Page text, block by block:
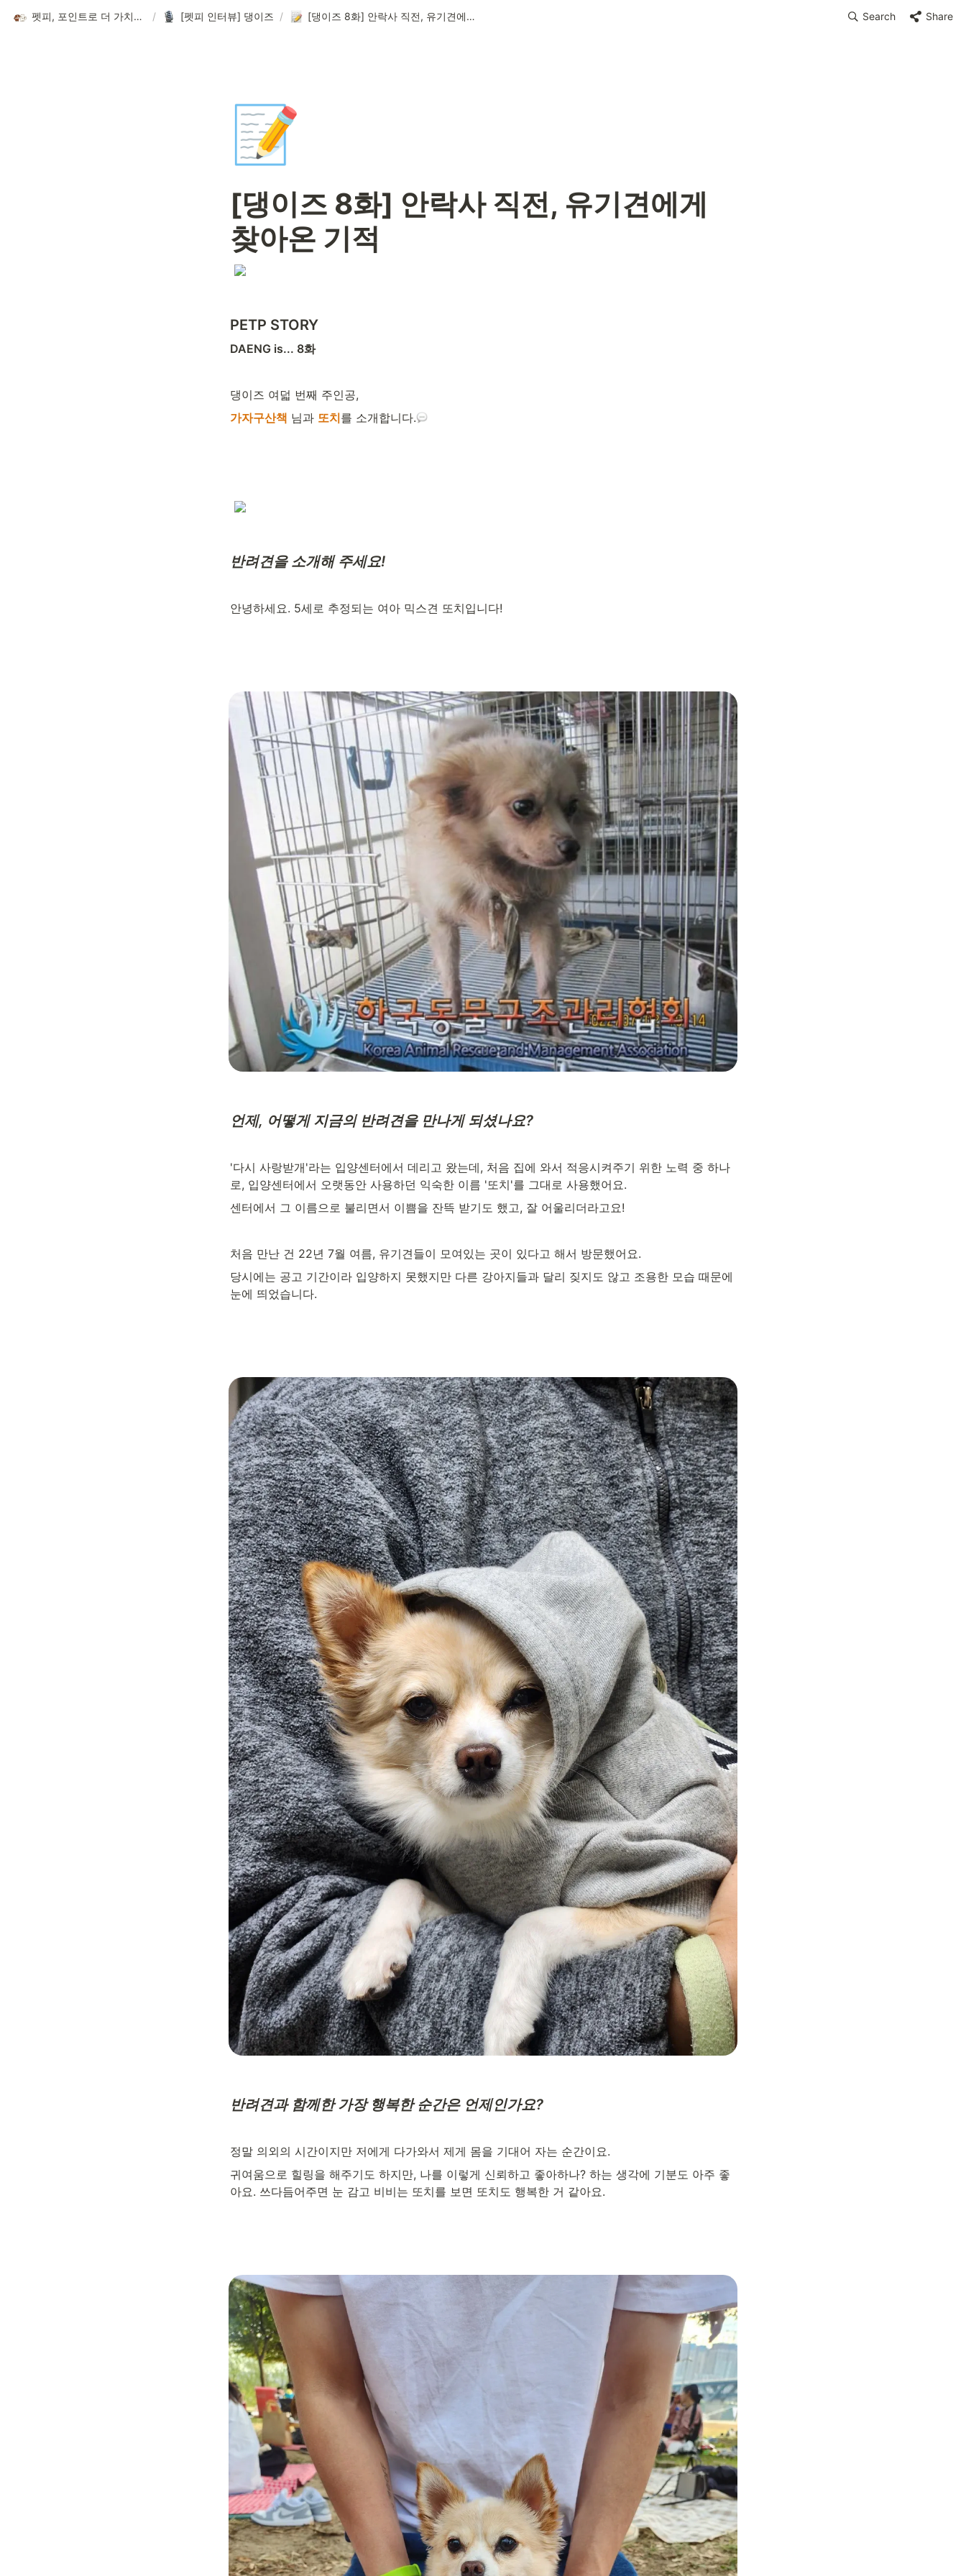
펫피, 포인트로 더 가치있는 반려 라이프 / [펫피 인터뷰] 댕이즈 / [댕이즈 8화] 안락사 직전, 유기견에게 찾아온 기적 Search Share
📝
[댕이즈 8화] 안락사 직전, 유기견에게
찾아온 기적
PETP STORY
DAENG is... 8화
댕이즈 여덟 번째 주인공,
가자구산책 님과 또치를 소개합니다.
반려견을 소개해 주세요!
안녕하세요. 5세로 추정되는 여아 믹스견 또치입니다!
언제, 어떻게 지금의 반려견을 만나게 되셨나요?
'다시 사랑받개'라는 입양센터에서 데리고 왔는데, 처음 집에 와서 적응시켜주기 위한 노력 중 하나
로, 입양센터에서 오랫동안 사용하던 익숙한 이름 '또치'를 그대로 사용했어요.
센터에서 그 이름으로 불리면서 이쁨을 잔뜩 받기도 했고, 잘 어울리더라고요!
처음 만난 건 22년 7월 여름, 유기견들이 모여있는 곳이 있다고 해서 방문했어요.
당시에는 공고 기간이라 입양하지 못했지만 다른 강아지들과 달리 짖지도 않고 조용한 모습 때문에
눈에 띄었습니다.
반려견과 함께한 가장 행복한 순간은 언제인가요?
정말 의외의 시간이지만 저에게 다가와서 제게 몸을 기대어 자는 순간이요.
귀여움으로 힐링을 해주기도 하지만, 나를 이렇게 신뢰하고 좋아하나? 하는 생각에 기분도 아주 좋
아요. 쓰다듬어주면 눈 감고 비비는 또치를 보면 또치도 행복한 거 같아요.